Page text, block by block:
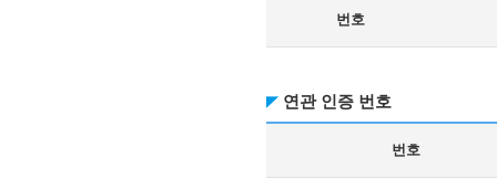
번호
연관 인증 번호
번호